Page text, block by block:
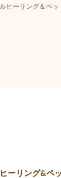
ーリング＆ペッ
ーリング&ペ